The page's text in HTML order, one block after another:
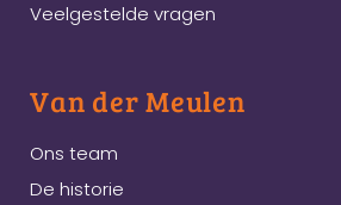
Veelgestelde vragen
Van der Meulen
Ons team
De historie